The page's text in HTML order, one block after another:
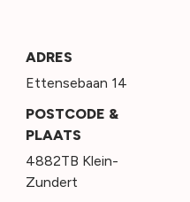
ADRES
Ettensebaan 14
POSTCODE &
PLAATS
4882TB Klein-
Zundert